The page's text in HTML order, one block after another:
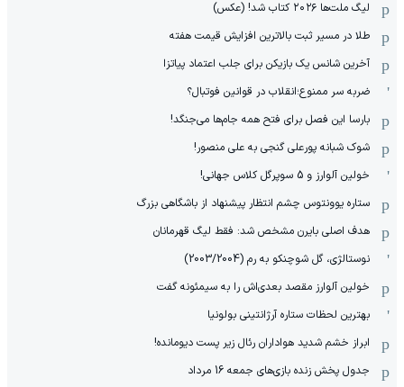
لیگ ملت‌ها ٢٠٢۶ کتاب شد! (عکس)
طلا در مسیر ثبت بالاترین افزایش قیمت هفته
آخرین شانس یک بازیکن برای جلب اعتماد پیاتزا
ضربه سر ممنوع؛انقلاب در قوانین فوتبال؟
بارسا این فصل برای فتح همه جام‌ها می‌جنگد!
شوک شبانه پورعلی گنجی به علی منصور!
خولین آلوارز و 5 سوپرگل کلاس جهانی!
ستاره یوونتوس چشم انتظار پیشنهاد از باشگاهی بزرگ
هدف اصلی بایرن مشخص شد: فقط لیگ قهرمانان
نوستالژی، گل شوچنکو به رم (2003/2004)
خولین آلوارز مقصد بعدی‌اش را به سیمئونه گفت
بهترین لحظات ستاره آرژانتینی بولونیا
ابراز خشم شدید هواداران رئال زیر پست دیومانده!
جدول پخش زنده بازی‌های جمعه 16 مرداد